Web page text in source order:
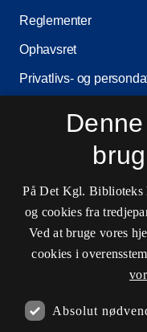
Reglementer
Ophavsret
Privatlivs- og
Cookieindstillinger
Åbningstider
På Det Kgl. Biblioteks
og cookies fra
Ved at bruge vores
cookies i
Absolut